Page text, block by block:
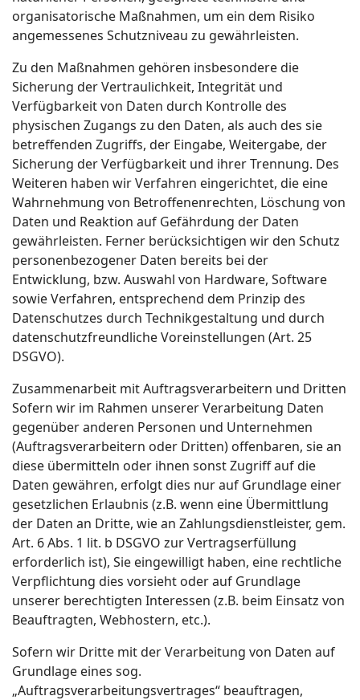
organisatorische Maßnahmen, um ein dem Risiko
angemessenes Schutzniveau zu gewährleisten.
Zu den Maßnahmen gehören insbesondere die
Sicherung der Vertraulichkeit, Integrität und
Verfügbarkeit von Daten durch Kontrolle des
physischen Zugangs zu den Daten, als auch des sie
betreffenden Zugriffs, der Eingabe, Weitergabe, der
Sicherung der Verfügbarkeit und ihrer Trennung. Des
Weiteren haben wir Verfahren eingerichtet, die eine
Wahrnehmung von Betroffenenrechten, Löschung von
Daten und Reaktion auf Gefährdung der Daten
gewährleisten. Ferner berücksichtigen wir den Schutz
personenbezogener Daten bereits bei der
Entwicklung, bzw. Auswahl von Hardware, Software
sowie Verfahren, entsprechend dem Prinzip des
Datenschutzes durch Technikgestaltung und durch
datenschutzfreundliche Voreinstellungen (Art. 25
DSGVO).
Zusammenarbeit mit Auftragsverarbeitern und Dritten
Sofern wir im Rahmen unserer Verarbeitung Daten
gegenüber anderen Personen und Unternehmen
(Auftragsverarbeitern oder Dritten) offenbaren, sie an
diese übermitteln oder ihnen sonst Zugriff auf die
Daten gewähren, erfolgt dies nur auf Grundlage einer
gesetzlichen Erlaubnis (z.B. wenn eine Übermittlung
der Daten an Dritte, wie an Zahlungsdienstleister, gem.
Art. 6 Abs. 1 lit. b DSGVO zur Vertragserfüllung
erforderlich ist), Sie eingewilligt haben, eine rechtliche
Verpflichtung dies vorsieht oder auf Grundlage
unserer berechtigten Interessen (z.B. beim Einsatz von
Beauftragten, Webhostern, etc.).
Sofern wir Dritte mit der Verarbeitung von Daten auf
Grundlage eines sog.
„Auftragsverarbeitungsvertrages“ beauftragen,